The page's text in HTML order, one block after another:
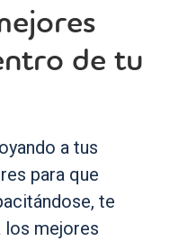
de tu
a tus
para que
te
los mejores